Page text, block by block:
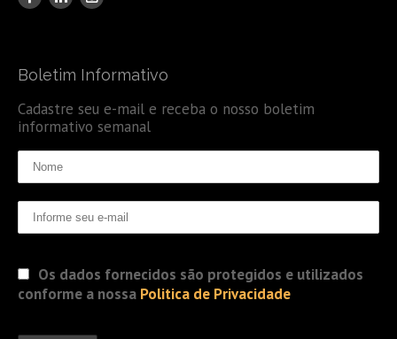
Boletim Informativo
Cadastre seu e-mail e receba o nosso boletim
informativo semanal
Os dados fornecidos são protegidos e utilizados
conforme a nossa Politica de Privacidade